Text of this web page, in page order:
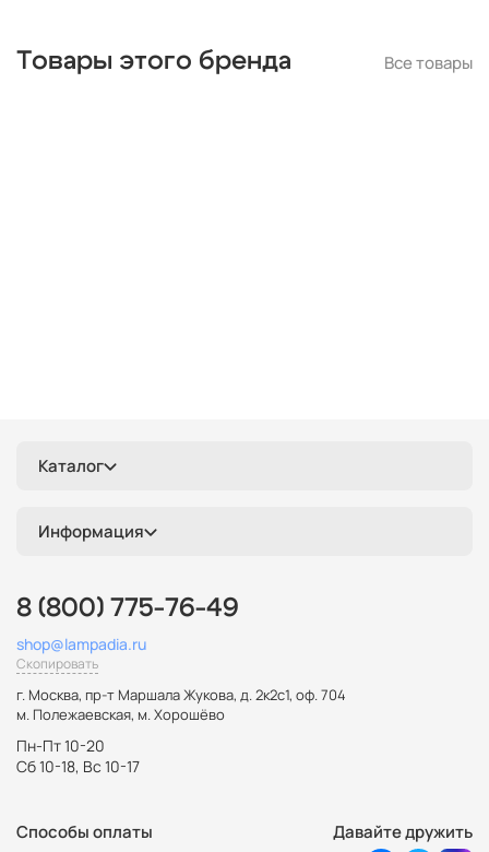
Товары этого бренда Все товары
Каталог
Информация
8 (800) 775-76-49
shop@lampadia.ru
Скопировать
г. Москва, пр-т Маршала Жукова, д. 2к2с1, оф. 704
м. Полежаевская, м. Хорошёво
Пн-Пт 10-20
Сб 10-18, Вс 10-17
Способы оплаты Давайте дружить